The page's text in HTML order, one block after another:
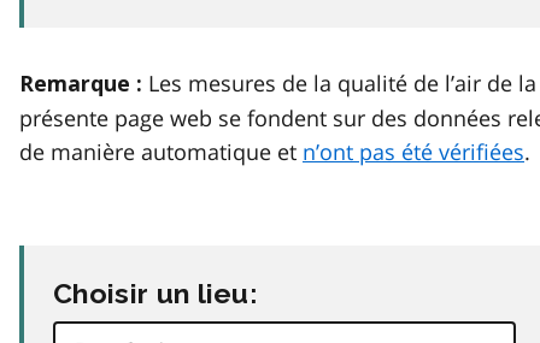
Remarque : Les mesures de la qualité de l’air de la
présente page web se fondent sur des données
de manière automatique et n’ont pas été vérifiées.
Choisir un lieu: